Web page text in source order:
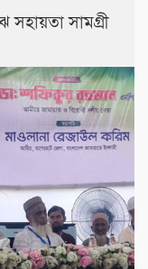
সহায়তা সামগ্রী